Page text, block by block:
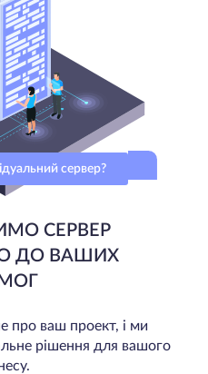
сервер?
СЕРВЕР
ДО ВАШИХ
про ваш проект, і ми
рішення для вашого